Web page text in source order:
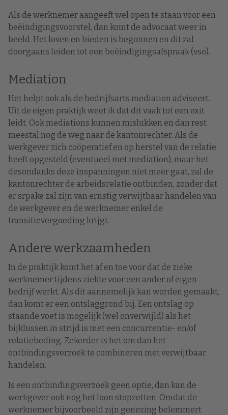
Als de werknemer aangeeft wel open te staan voor een
beëindigingsvoorstel, dan komt de advocaat weer in
beeld. Het loven en bieden is begonnen en dit zal
doorgaans leiden tot een beëindigingsafspraak (vso).
Mediation
Het helpt ook als de bedrijfsarts mediation adviseert.
Uit de eigen praktijk weet ik dat dit vaak tot een exit
leidt. Ook mediations kunnen mislukken en dan rest
meestal nog de weg naar de kantonrechter. Als de
werkgever zich coöperatief en op herstel van de relatie
heeft opgesteld (eventueel met mediation), maar het
desondanks deze inspanningen niet meer gaat, zal de
kantonrechter de arbeidsrelatie ontbinden, zonder dat
er srpake zal zijn van ernstig verwijtbaar handelen van
de werkgever en de werknemer enkel de
transitievergoeding krijgt.
Andere werkzaamheden
In de praktijk komt het af en toe voor dat de zieke
werknemer tijdens ziekte voor een ander of eigen
bedrijf werkt. Als dit aannemelijk kan worden gemaakt,
dan komt er een ontslaggrond bij. Een ontslag op
staande voet is mogelijk (wel onverwijld) als het
bijklussen in strijd is met een concurrentie- en/of
relatiebeding. Zekerder is het om dan het
ontbindingsverzoek te combineren met verwijtbaar
handelen.
Is een ontbindingsverzoek geen optie, dan kan de
werkgever ook nog het loon stopzetten. Omdat de
werknemer bijvoorbeeld zijn genezing belemmert